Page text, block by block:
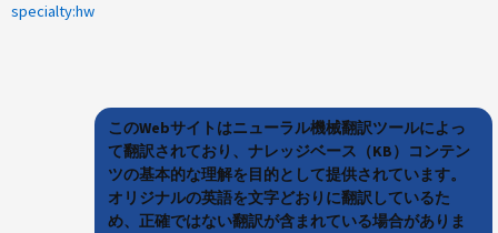
specialty:hw
このWebサイトはニューラル機械翻訳ツールによっ
て翻訳されており、ナレッジベース（KB）コンテン
ツの基本的な理解を目的として提供されています。
オリジナルの英語を文字どおりに翻訳しているた
め、正確ではない翻訳が含まれている場合がありま